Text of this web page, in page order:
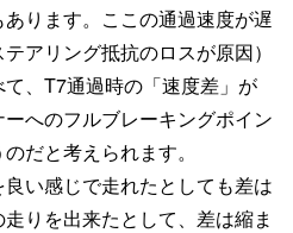
ります。ここの通過速度が遅
アリング抵抗のロスが原因）
、T7通過時の「速度差」が
へのフルブレーキングポイン
だと考えられます。
い感じで走れたとしても差は
りを出来たとして、差は縮ま